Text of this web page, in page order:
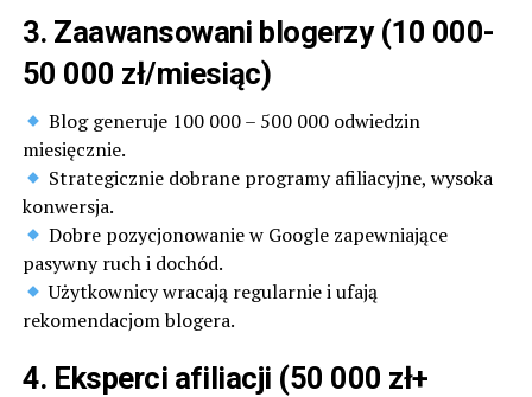
3. Zaawansowani blogerzy (10 000-
50 000 zł/miesiąc)
Blog generuje 100 000 – 500 000 odwiedzin
miesięcznie.
Strategicznie dobrane programy afiliacyjne, wysoka
konwersja.
Dobre pozycjonowanie w Google zapewniające
pasywny ruch i dochód.
Użytkownicy wracają regularnie i ufają
rekomendacjom blogera.
4. Eksperci afiliacji (50 000 zł+